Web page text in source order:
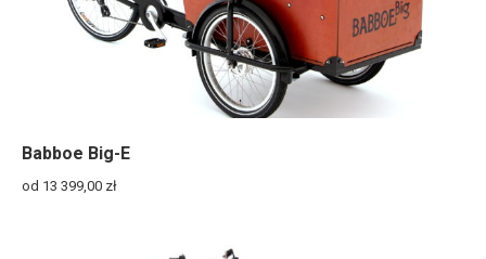
Babboe Big-E
od 13 399,00 zł